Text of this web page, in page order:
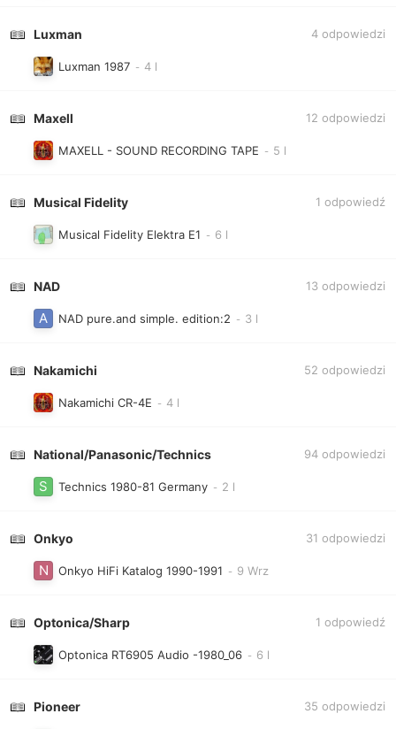
Luxman 4 odpowiedzi
Luxman 1987
M axel l 12 odpowiedzi
MAXELL - SOUND RECORDING TAPE
Musical Fidelity 1 odpowiedź
Musical Fidelity Elektra E1
NAD 13 odpowiedzi
NAD pure.and simple. edition:2
Nakamichi 52 odpowiedzi
Nakamichi CR-4E
National/Panasonic/Technics 94 odpowiedzi
Technics 1980-81 Germany
Onkyo 31 odpowiedzi
Onkyo HiFi Katalog 1990-1991
Optonica/Sharp 1 odpowiedź
Optonica RT6905 Audio -1980_06
Pioneer 35 odpowiedzi